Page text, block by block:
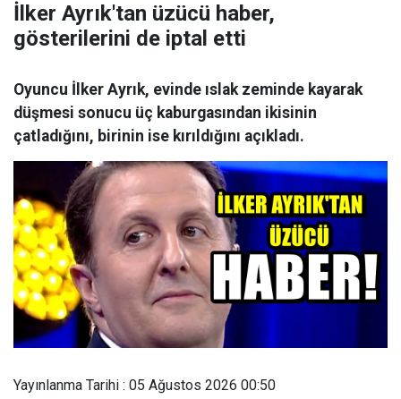
İlker Ayrık'tan üzücü haber,
gösterilerini de iptal etti
Oyuncu İlker Ayrık, evinde ıslak zeminde kayarak
düşmesi sonucu üç kaburgasından ikisinin
çatladığını, birinin ise kırıldığını açıkladı.
Yayınlanma Tarihi : 05 Ağustos 2026 00:50